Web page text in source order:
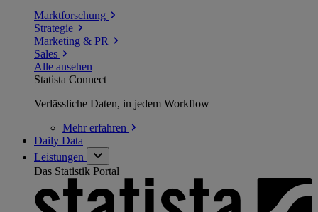
Marktforschung
Strategie
Marketing & PR
Sales
Alle ansehen
Statista Connect
Verlässliche Daten, in jedem Workflow
Mehrerfahren
Daily Data
Leistungen
Das Statistik Portal